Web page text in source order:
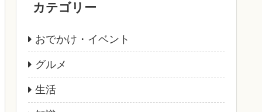
カテゴリー
おでかけ・イベント
グルメ
生活